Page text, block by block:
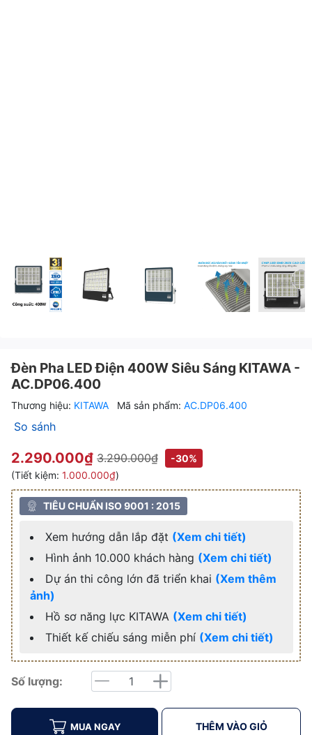
Đèn Pha LED Điện 400W Siêu Sáng KITAWA -
Đèn Pha LED Điện 400W Siêu
Đèn Pha LED Điện
Đèn Pha
Đèn Pha LED Điện 400W Siêu Sáng KITAWA -
AC.DP06.400
Thương hiệu: KITAWA Mã sản phẩm: AC.DP06.400
So sánh
2.290.000₫ 3.290.000₫
-30%
(Tiết kiệm: 1.000.000₫)
TIÊU CHUẨN ISO 9001 : 2015
Xem hướng dẫn lắp đặt (Xem chi tiết)
Hình ảnh 10.000 khách hàng (Xem chi tiết)
Dự án thi công lớn đã triển khai (Xem thêm
ảnh)
Hồ sơ năng lực KITAWA (Xem chi tiết)
Thiết kế chiếu sáng miễn phí (Xem chi tiết)
Số lượng:
Giảm Tăng
MUA NGAY THÊM VÀO GIỎ